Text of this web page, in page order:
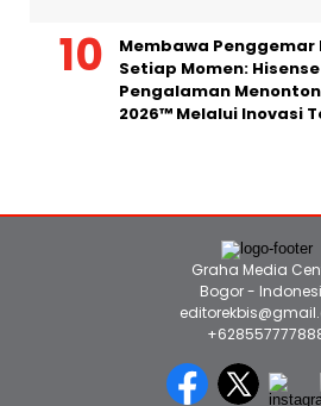
Membawa Penggemar
Setiap Momen:
Pengalaman Menonton
2026™ Melalui Inovasi
Graha Media
Bogor -